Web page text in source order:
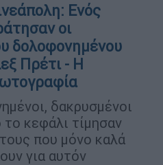
Ενός
οι
δολοφονημένου
Πρέτι - H
δακρυσμένοι
κεφάλι τίμησαν
που μόνο καλά
για αυτόν